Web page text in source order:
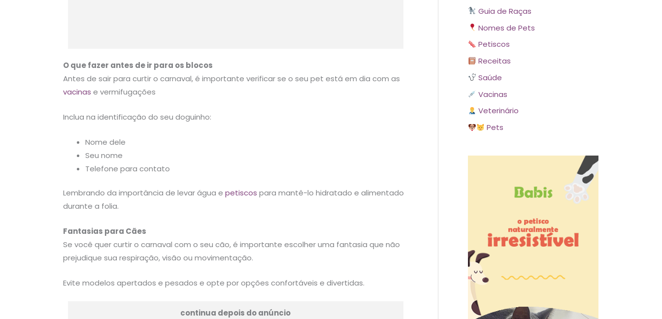
O que fazer antes de ir para os blocos
Antes de sair para curtir o carnaval, é importante verificar se o seu pet está em dia com as
vacinas e vermifugações
Inclua na identificação do seu doguinho:
Nome dele
Seu nome
Telefone para contato
Lembrando da importância de levar água e petiscos para mantê-lo hidratado e alimentado
durante a folia.
Fantasias para Cães
Se você quer curtir o carnaval com o seu cão, é importante escolher uma fantasia que não
prejudique sua respiração, visão ou movimentação.
Evite modelos apertados e pesados e opte por opções confortáveis e divertidas.
continua depois do anúncio
Guia de Raças
Nomes de Pets
Petiscos
Receitas
Saúde
Vacinas
Veterinário
Pets